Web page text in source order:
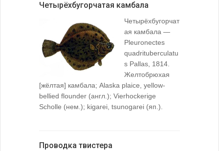
Четырёхбугорчатая камбала
Четырёхбугорчат
ая камбала —
Pleuronectes
quadrituberculatu
s Pallas, 1814.
Желтобрюхая
[жёлтая] камбала; Alaska plaice, yellow-
bellied flounder (англ.); Vierhockerige
Scholle (нем.); kigarei, tsunogarei (яп.).
Проводка твистера